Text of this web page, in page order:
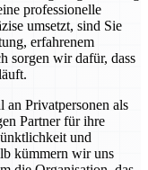
professionelle
umsetzt, sind Sie
erfahrenem
sorgen wir dafür, dass
an Privatpersonen als
Partner für ihre
und
kümmern wir uns